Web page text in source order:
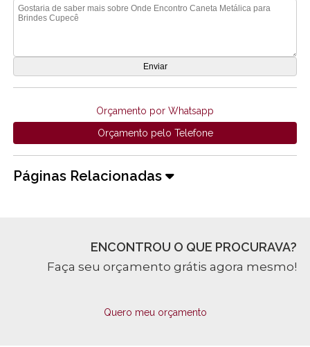
Orçamento por Whatsapp
Orçamento pelo Telefone
Páginas Relacionadas
ENCONTROU O QUE PROCURAVA?
Faça seu orçamento grátis agora mesmo!
Quero meu orçamento